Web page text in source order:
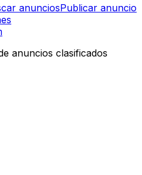
anunciosPublicar anuncio
anuncios clasificados